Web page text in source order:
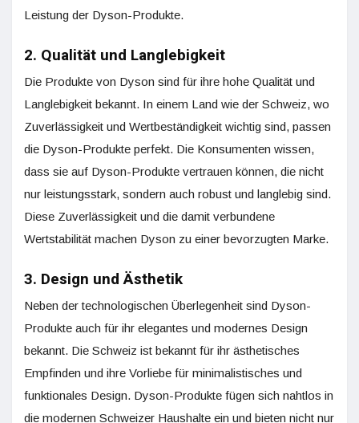
Leistung der Dyson-Produkte.
2. Qualität und Langlebigkeit
Die Produkte von Dyson sind für ihre hohe Qualität und
Langlebigkeit bekannt. In einem Land wie der Schweiz, wo
Zuverlässigkeit und Wertbeständigkeit wichtig sind, passen
die Dyson-Produkte perfekt. Die Konsumenten wissen,
dass sie auf Dyson-Produkte vertrauen können, die nicht
nur leistungsstark, sondern auch robust und langlebig sind.
Diese Zuverlässigkeit und die damit verbundene
Wertstabilität machen Dyson zu einer bevorzugten Marke.
3. Design und Ästhetik
Neben der technologischen Überlegenheit sind Dyson-
Produkte auch für ihr elegantes und modernes Design
bekannt. Die Schweiz ist bekannt für ihr ästhetisches
Empfinden und ihre Vorliebe für minimalistisches und
funktionales Design. Dyson-Produkte fügen sich nahtlos in
die modernen Schweizer Haushalte ein und bieten nicht nur